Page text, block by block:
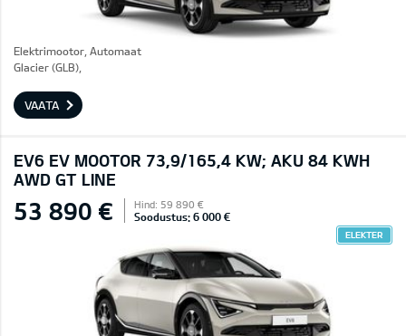
Elektrimootor, Automaat
Glacier (GLB),
VAATA
EV6 EV MOOTOR 73,9/165,4 KW; AKU 84 KWH
AWD GT LINE
53 890 € Hind: 59 890 €
Soodustus: 6 000 €
ELEKTER